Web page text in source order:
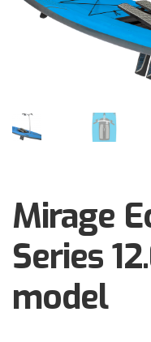
Brochures
Contact
Mirage
Series
model